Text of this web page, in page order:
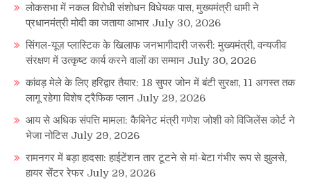
लोकसभा में नकल विरोधी संशोधन विधेयक पास, मुख्यमंत्री धामी ने
प्रधानमंत्री मोदी का जताया आभार July 30, 2026
सिंगल-यूज़ प्लास्टिक के खिलाफ जनभागीदारी जरूरी: मुख्यमंत्री, वन्यजीव
संरक्षण में उत्कृष्ट कार्य करने वालों का सम्मान July 30, 2026
कांवड़ मेले के लिए हरिद्वार तैयार: 18 सुपर जोन में बंटी सुरक्षा, 11 अगस्त तक
लागू रहेगा विशेष ट्रैफिक प्लान July 29, 2026
आय से अधिक संपत्ति मामला: कैबिनेट मंत्री गणेश जोशी को विजिलेंस कोर्ट ने
भेजा नोटिस July 29, 2026
रामनगर में बड़ा हादसा: हाईटेंशन तार टूटने से मां-बेटा गंभीर रूप से झुलसे,
हायर सेंटर रेफर July 29, 2026